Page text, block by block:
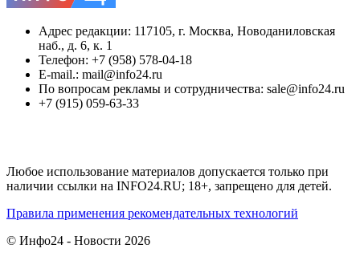
Адрес редакции: 117105, г. Москва, Новоданиловская
наб., д. 6, к. 1
Телефон: +7 (958) 578-04-18
E-mail.: mail@info24.ru
По вопросам рекламы и сотрудничества: sale@info24.ru
+7 (915) 059-63-33
Любое использование материалов допускается только при
наличии ссылки на INFO24.RU; 18+, запрещено для детей.
Правила применения рекомендательных технологий
© Инфо24 - Новости 2026